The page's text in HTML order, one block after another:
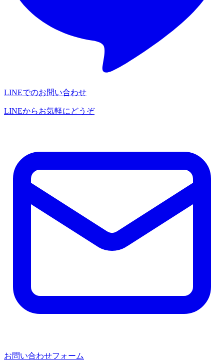
LINEでのお問い合わせ
LINEからお気軽にどうぞ
お問い合わせフォーム